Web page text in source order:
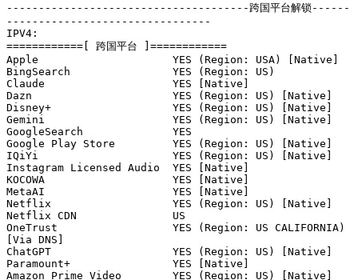
--------------------------------------跨国平台解锁------
--------------------------------
IPV4:
============[ 跨国平台 ]============
Apple                     YES (Region: USA) [Native]
BingSearch                YES (Region: US)
Claude                    YES [Native]
Dazn                      YES (Region: US) [Native]
Disney+                   YES (Region: US) [Native]
Gemini                    YES (Region: US) [Native]
GoogleSearch              YES
Google Play Store         YES (Region: US) [Native]
IQiYi                     YES (Region: US) [Native]
Instagram Licensed Audio  YES [Native]
KOCOWA                    YES [Native]
MetaAI                    YES [Native]
Netflix                   YES (Region: US) [Native]
Netflix CDN               US
OneTrust                  YES (Region: US CALIFORNIA)
[Via DNS]
ChatGPT                   YES (Region: US) [Native]
Paramount+                YES [Native]
Amazon Prime Video        YES (Region: US) [Native]